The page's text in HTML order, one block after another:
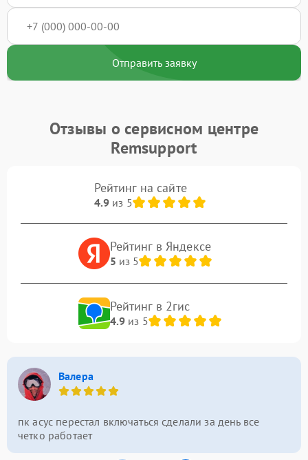
Отправить заявку
Отзывы о сервисном центре
Remsupport
Рейтинг на сайте
4.9из 5
Рейтинг в Яндексе
5 из 5
Рейтинг в 2гис
4.9из 5
Валера
пк асус перестал включаться сделали за день все
четко работает